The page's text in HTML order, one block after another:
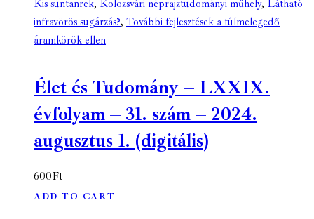
Kis süntanrek, Kolozsvári néprajztudományi műhely, Látható
infravörös sugárzás?, További fejlesztések a túlmelegedő
áramkörök ellen
Élet és Tudomány – LXXIX.
évfolyam – 31. szám – 2024.
augusztus 1. (digitális)
600Ft
ADD TO CART